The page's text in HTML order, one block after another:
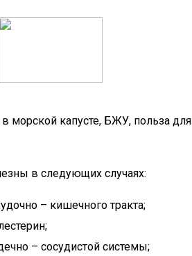
морской капусте, БЖУ, польза для
в следующих случаях:
– кишечного тракта;
– сосудистой системы;